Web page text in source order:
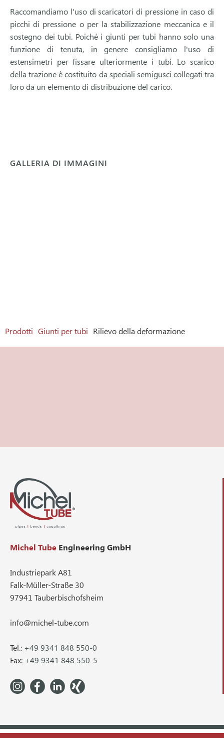
Raccomandiamo l'uso di scaricatori di pressione in caso di
picchi di pressione o per la stabilizzazione meccanica e il
sostegno dei tubi. Poiché i giunti per tubi hanno solo una
funzione di tenuta, in genere consigliamo l'uso di
estensimetri per fissare ulteriormente i tubi. Lo scarico
della trazione è costituito da speciali semigusci collegati tra
loro da un elemento di distribuzione del carico.
GALLERIA DI IMMAGINI
Prodotti Giunti per tubi Rilievo della deformazione
Michel Tube Engineering GmbH
Industriepark A81
Falk-Müller-Straße 30
97941 Tauberbischofsheim
info@michel-tube.com
Tel.: +49 9341 848 550-0
Fax: +49 9341 848 550-5